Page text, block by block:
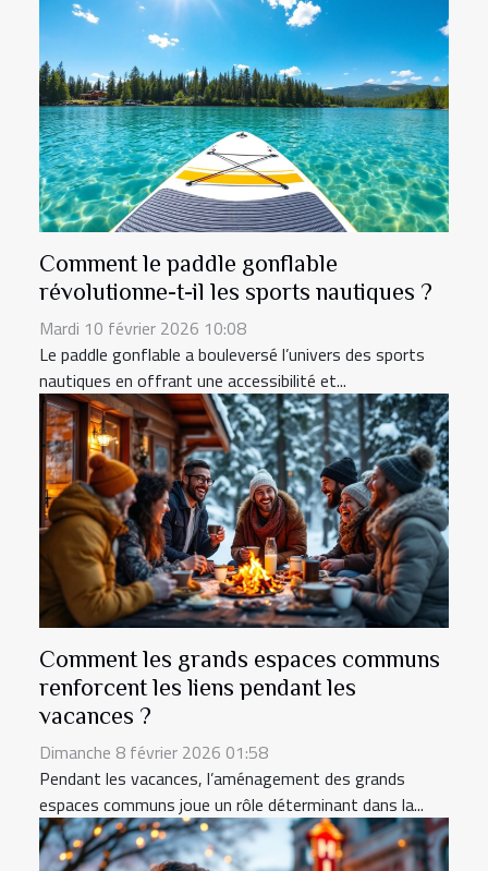
Comment le paddle gonflable
révolutionne-t-il les sports nautiques ?
Mardi 10 février 2026 10:08
Le paddle gonflable a bouleversé l’univers des sports
nautiques en offrant une accessibilité et...
Comment les grands espaces communs
renforcent les liens pendant les
vacances ?
Dimanche 8 février 2026 01:58
Pendant les vacances, l’aménagement des grands
espaces communs joue un rôle déterminant dans la...